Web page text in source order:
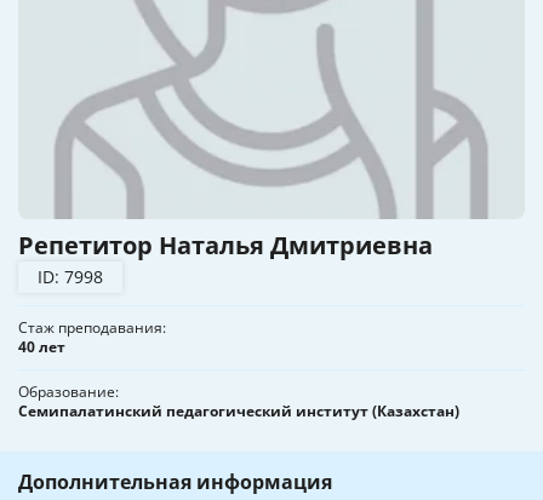
Репетитор Наталья Дмитриевна
ID: 7998
Стаж преподавания
40 лет
Образование
Семипалатинский педагогический институт (Казахстан)
Дополнительная информация